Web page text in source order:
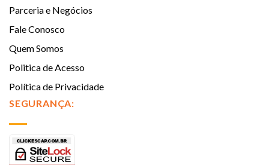
Parceria e Negócios
Fale Conosco
Quem Somos
Politica de Acesso
Política de Privacidade
SEGURANÇA: